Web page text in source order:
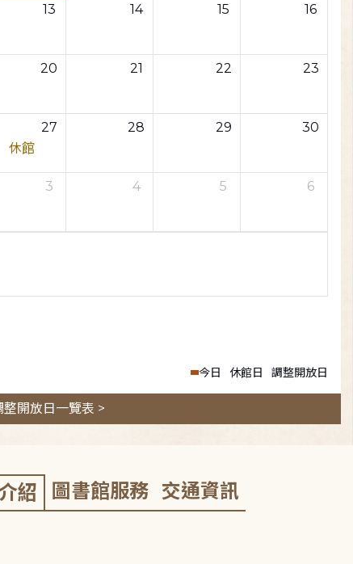
13 14 15 16
20 21 22 23
27
休館
28 29 30
3 4 5 6
今日 休館日 調整開放日
開放日一覽表 >
紹 圖書館服務 交通資訊